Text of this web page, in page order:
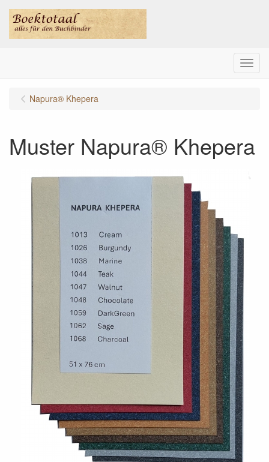
Menu
Napura® Khepera
Muster Napura® Khepera